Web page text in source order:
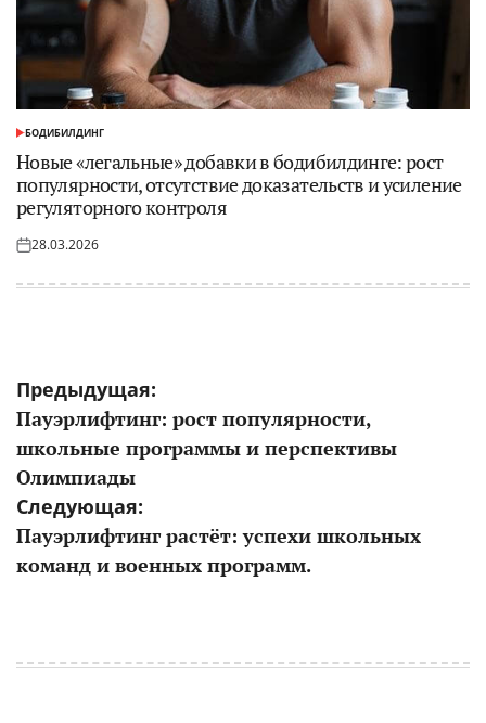
ОПУБЛИКОВАНО
В
БОДИБИЛДИНГ
Новые «легальные» добавки в бодибилдинге: рост
популярности, отсутствие доказательств и усиление
регуляторного контроля
Опубликовано
28.03.2026
Навигация
по
записям
Предыдущая:
Пауэрлифтинг: рост популярности,
школьные программы и перспективы
Олимпиады
Следующая:
Пауэрлифтинг растёт: успехи школьных
команд и военных программ.